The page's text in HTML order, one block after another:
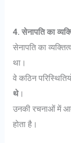
4. सेनापति का
सेनापति का
था।
वे कठिन
थे।
उनकी रचनाओं में
होता है।